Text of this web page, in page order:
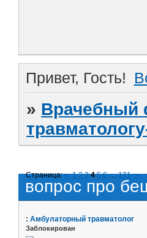
Привет, Гость!
» Врачебный
вопрос про
Страница:« 1 2 3 4 5 6 … 121 »
: Амбулаторный травматолог
Заблокирован